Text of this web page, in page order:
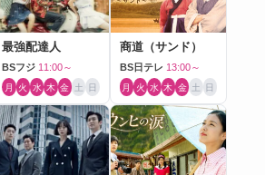
最強配達人
BSフジ 11:00～
月 火 水 木 金 土 日
商道（サンド）
BS日テレ 13:00～
月 火 水 木 金 土 日